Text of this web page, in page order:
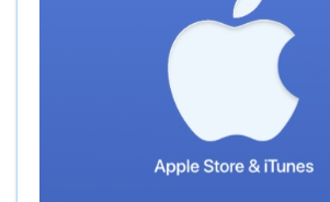
«ВНЕШПРОМБАНК»
«БАНК ГЛОБЭКС»